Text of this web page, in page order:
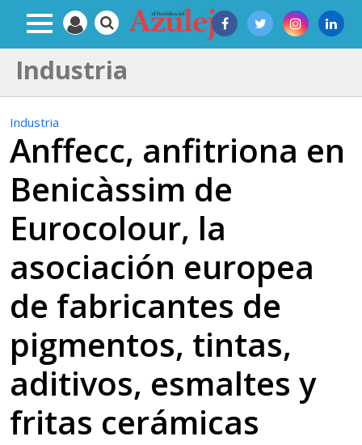
Industria
Industria
Anffecc, anfitriona en
Benicàssim de
Eurocolour, la
asociación europea
de fabricantes de
pigmentos, tintas,
aditivos, esmaltes y
fritas cerámicas